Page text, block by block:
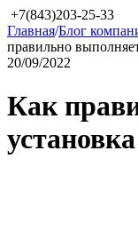
+7(843)203-25-33
Главная/Блог
правильно
20/09/2022
Как